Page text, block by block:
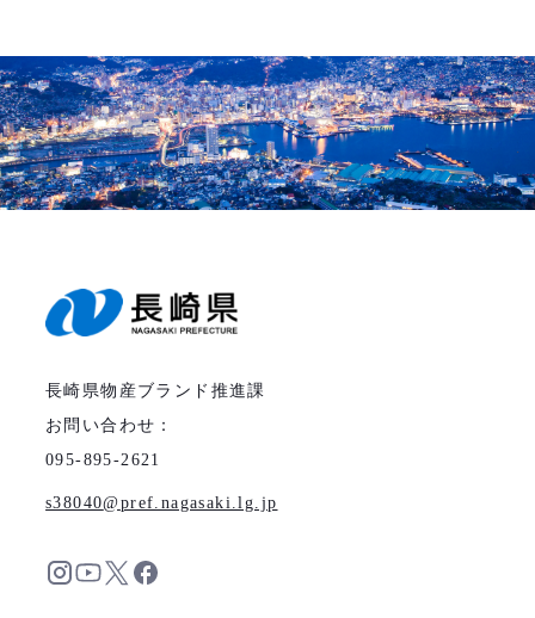
長崎県物産ブランド推進課
お問い合わせ：
095-895-2621
s38040 pref.nagasaki.lg.jp